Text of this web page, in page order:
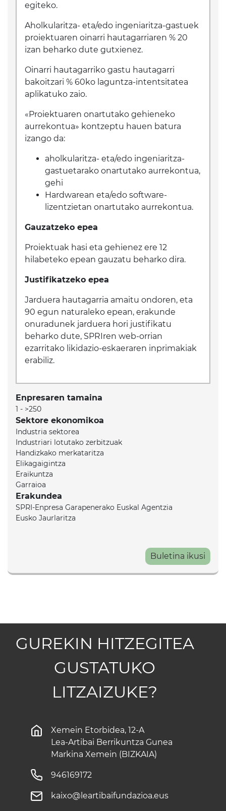
egiteko.
Aholkularitza- eta/edo ingeniaritza-gastuek
proiektuaren oinarri hautagarriaren % 20
izan beharko dute gutxienez.
Oinarri hautagarriko gastu hautagarri
bakoitzari % 60ko laguntza-intentsitatea
aplikatuko zaio.
«Proiektuaren onartutako gehieneko
aurrekontua» kontzeptu hauen batura
izango da:
aholkularitza- eta/edo ingeniaritza-
gastuetarako onartutako aurrekontua,
gehi
Hardwarean eta/edo software-
lizentzietan onartutako aurrekontua.
Gauzatzeko epea
Proiektuak hasi eta gehienez ere 12
hilabeteko epean gauzatu beharko dira.
Justifikatzeko epea
Jarduera hautagarria amaitu ondoren, eta
90 egun naturaleko epean, erakunde
onuradunek jarduera hori justifikatu
beharko dute, SPRIren web-orrian
ezarritako likidazio-eskaeraren inprimakiak
erabiliz.
Enpresaren tamaina
1 - >250
Sektore ekonomikoa
Industria sektorea
Industriari lotutako zerbitzuak
Handizkako merkataritza
Elikagaigintza
Eraikuntza
Garraioa
Erakundea
SPRI-Enpresa Garapenerako Euskal Agentzia
Eusko Jaurlaritza
Buletina ikusi
GUREKIN HITZEGITEA
GUSTATUKO
LITZAIZUKE?
Xemein Etorbidea, 12-A
Lea-Artibai Berrikuntza Gunea
Markina Xemein (BIZKAIA)
946169172
kaixo@leartibaifundazioa.eus